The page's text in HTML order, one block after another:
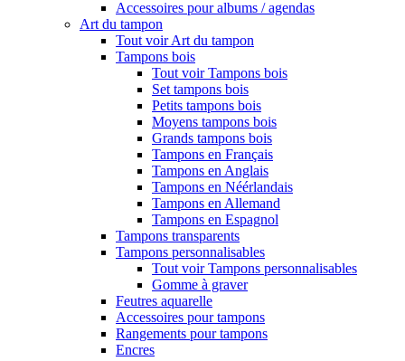
Accessoires pour albums / agendas
Art du tampon
Tout voir Art du tampon
Tampons bois
Tout voir Tampons bois
Set tampons bois
Petits tampons bois
Moyens tampons bois
Grands tampons bois
Tampons en Français
Tampons en Anglais
Tampons en Néérlandais
Tampons en Allemand
Tampons en Espagnol
Tampons transparents
Tampons personnalisables
Tout voir Tampons personnalisables
Gomme à graver
Feutres aquarelle
Accessoires pour tampons
Rangements pour tampons
Encres